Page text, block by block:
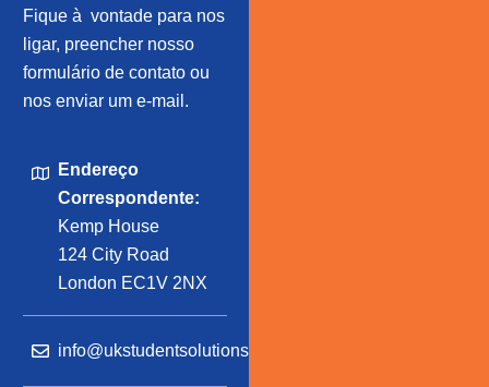
Fique à vontade para nos
ligar, preencher nosso
formulário de contato ou
nos enviar um e-mail.
Endereço
Correspondente:
Kemp House
124 City Road
London EC1V 2NX
info@ukstudentsolutions.com